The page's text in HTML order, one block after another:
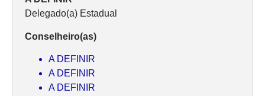
Delegado(a) Estadual
Conselheiro(as)
A DEFINIR
A DEFINIR
A DEFINIR